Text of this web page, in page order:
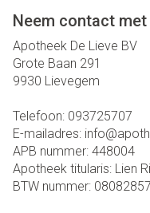
Neem contact
Apotheek De Lieve BV
Grote Baan 291
9930 Lievegem
Telefoon: 093725707
E-mailadres: info@
APB nummer: 448004
Apotheek titularis: Lien
BTW nummer: